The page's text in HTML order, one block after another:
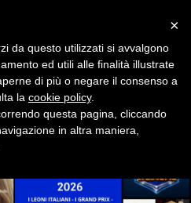
×
da questo utilizzati si avvalgono
ed utili alle finalità illustrate
di più o negare il consenso a
la cookie policy.
questa pagina, cliccando
in altra maniera,